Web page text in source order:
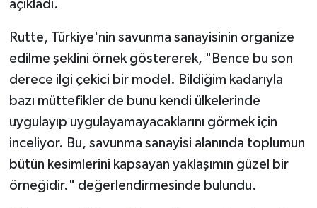
açıkladı.
Rutte, Türkiye'nin savunma sanayisinin organize
edilme şeklini örnek göstererek, "Bence bu son
derece ilgi çekici bir model. Bildiğim kadarıyla
bazı müttefikler de bunu kendi ülkelerinde
uygulayıp uygulayamayacaklarını görmek için
inceliyor. Bu, savunma sanayisi alanında toplumun
bütün kesimlerini kapsayan yaklaşımın güzel bir
örneğidir." değerlendirmesinde bulundu.